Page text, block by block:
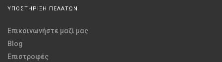
ΥΠΟΣΤΗΡΙΞΗ ΠΕΛΑΤΩΝ
Επικοινωνήστε μαζί μας
Blog
Επιστροφές